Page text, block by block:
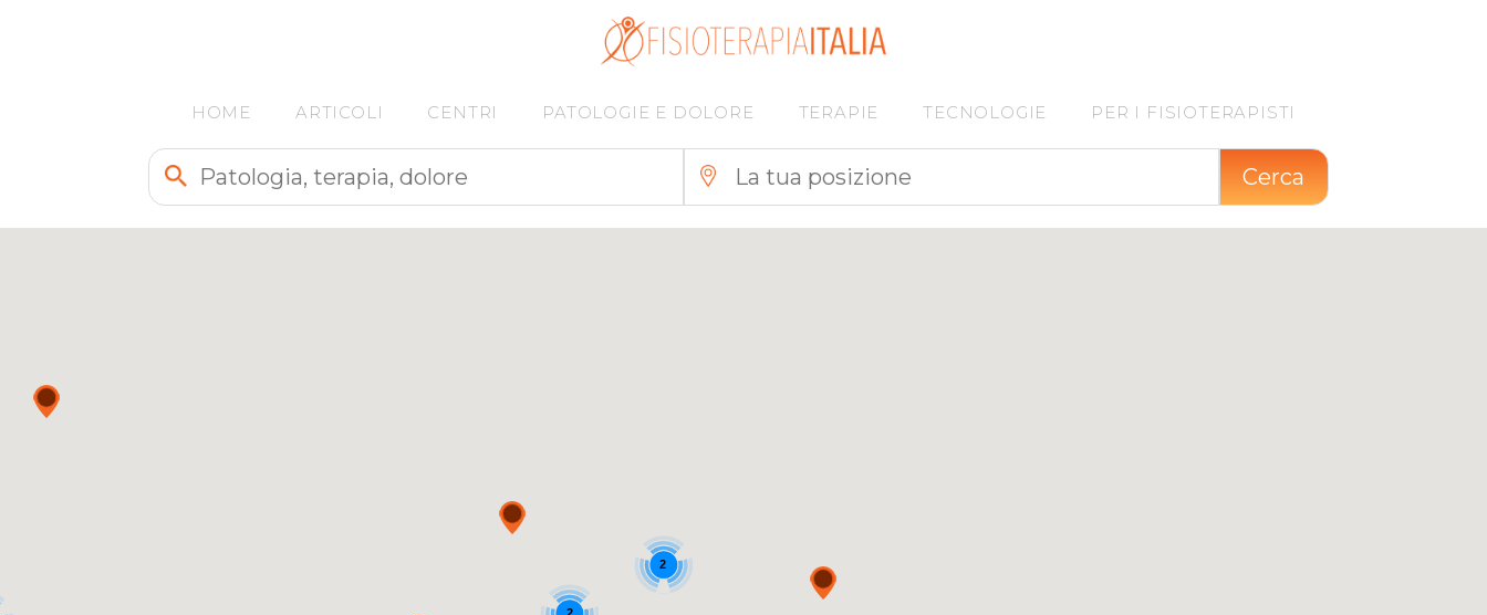
HOME ARTICOLI CENTRI PATOLOGIE E DOLORE TERAPIE TECNOLOGIE PER I FISIOTERAPISTI
Cerca
2